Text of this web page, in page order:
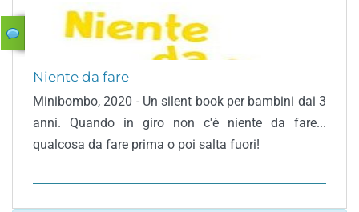
Niente da fare
Minibombo, 2020 - Un silent book per bambini dai 3
anni. Quando in giro non c'è niente da fare...
qualcosa da fare prima o poi salta fuori!